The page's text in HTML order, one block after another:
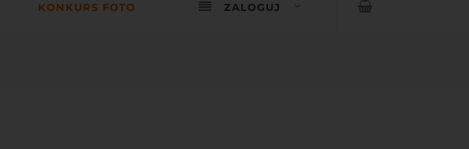
KONKURS FOTO ZALOGUJ